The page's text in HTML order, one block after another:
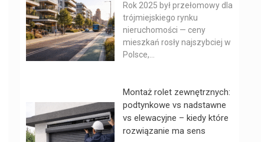
Rok 2025 był przełomowy dla
trójmiejskiego rynku
nieruchomości — ceny
mieszkań rosły najszybciej w
Polsce,...
Montaż rolet zewnętrznych:
podtynkowe vs nadstawne
vs elewacyjne – kiedy które
rozwiązanie ma sens